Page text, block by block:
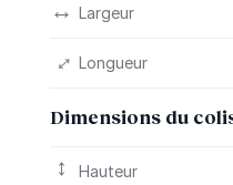
Largeur
Longueur
Dimensions du
Hauteur